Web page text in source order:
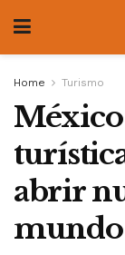
Home Turismo
México
abrir
mundo